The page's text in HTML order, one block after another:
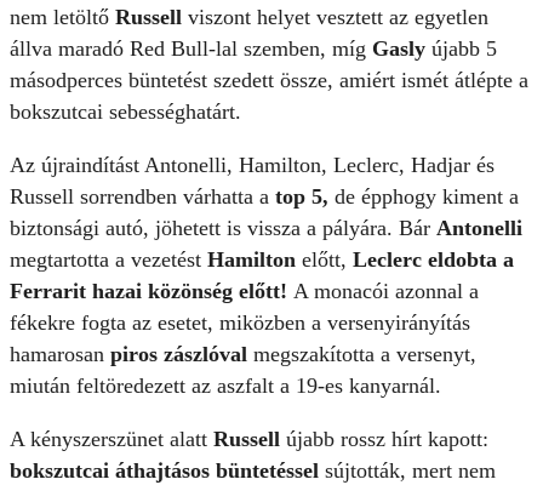
nem letöltő Russell viszont helyet vesztett az egyetlen
állva maradó Red Bull-lal szemben, míg Gasly újabb 5
másodperces büntetést szedett össze, amiért ismét átlépte a
bokszutcai sebességhatárt.
Az újraindítást Antonelli, Hamilton, Leclerc, Hadjar és
Russell sorrendben várhatta a top 5, de épphogy kiment a
biztonsági autó, jöhetett is vissza a pályára. Bár Antonelli
megtartotta a vezetést Hamilton előtt, Leclerc eldobta a
Ferrarit hazai közönség előtt! A monacói azonnal a
fékekre fogta az esetet, miközben a versenyirányítás
hamarosan piros zászlóval megszakította a versenyt,
miután feltöredezett az aszfalt a 19-es kanyarnál.
A kényszerszünet alatt Russell újabb rossz hírt kapott:
bokszutcai áthajtásos büntetéssel sújtották, mert nem